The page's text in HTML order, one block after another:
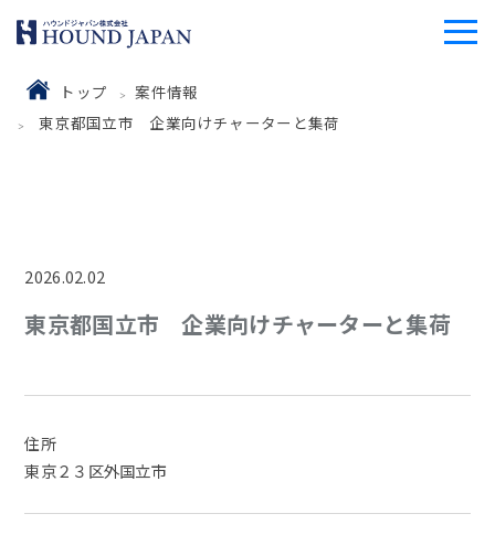
トップ
案件情報
東京都国立市 企業向けチャーターと集荷
2026.02.02
東京都国立市 企業向けチャーターと集荷
住所
東京２３区外国立市